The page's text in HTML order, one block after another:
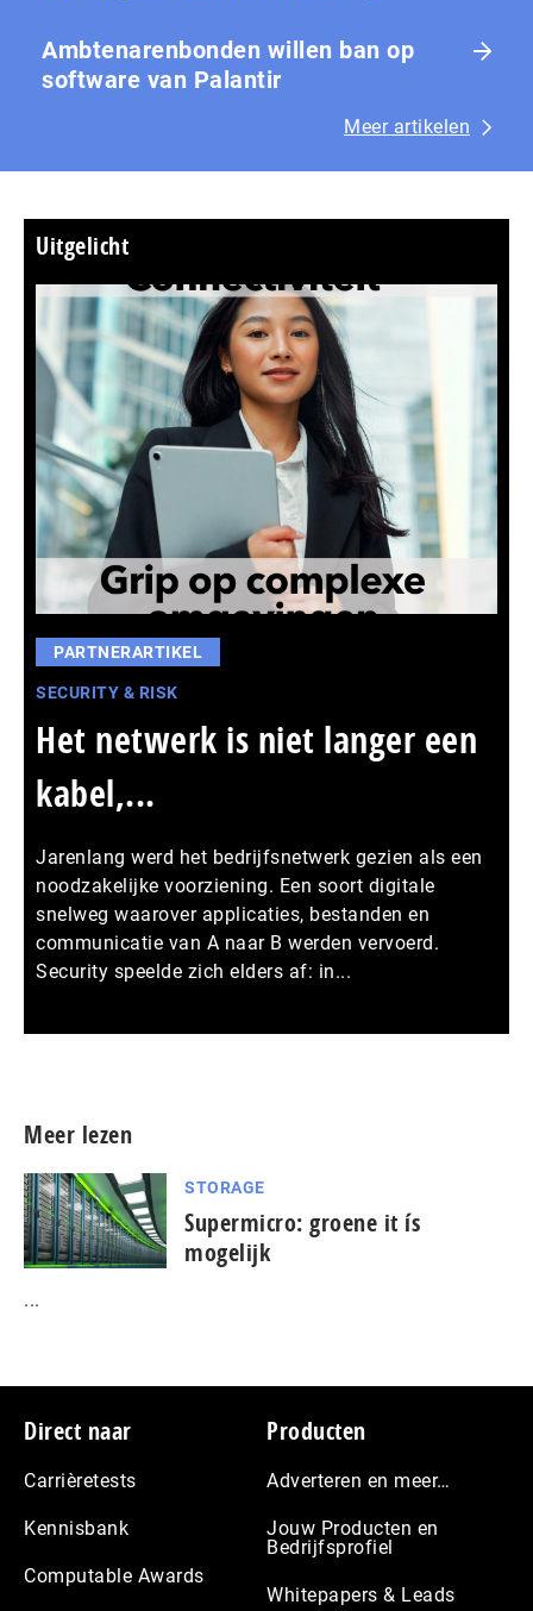
Ambtenarenbonden willen ban op
software van Palantir
Meer artikelen
Uitgelicht
PARTNERARTIKEL
SECURITY & RISK
Het netwerk is niet langer een
kabel,...
Jarenlang werd het bedrijfsnetwerk gezien als een
noodzakelijke voorziening. Een soort digitale
snelweg waarover applicaties, bestanden en
communicatie van A naar B werden vervoerd.
Security speelde zich elders af: in...
Meer lezen
STORAGE
Supermicro: groene it ís
mogelijk
...
Footer
Direct naar
Carrièretests
Kennisbank
Computable Awards
Producten
Adverteren en meer…
Jouw Producten en
Bedrijfsprofiel
Whitepapers & Leads